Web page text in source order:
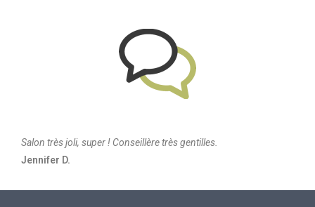
Salon très joli, super ! Conseillère très gentilles.
Jennifer D.